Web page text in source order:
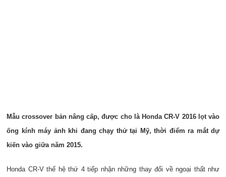
Mẫu crossover bản nâng cấp, được cho là Honda CR-V 2016 lọt vào
ống kính máy ảnh khi đang chạy thử tại Mỹ, thời điểm ra mắt dự
kiến vào giữa năm 2015.
Honda CR-V thế hệ thứ 4 tiếp nhận những thay đổi về ngoại thất như